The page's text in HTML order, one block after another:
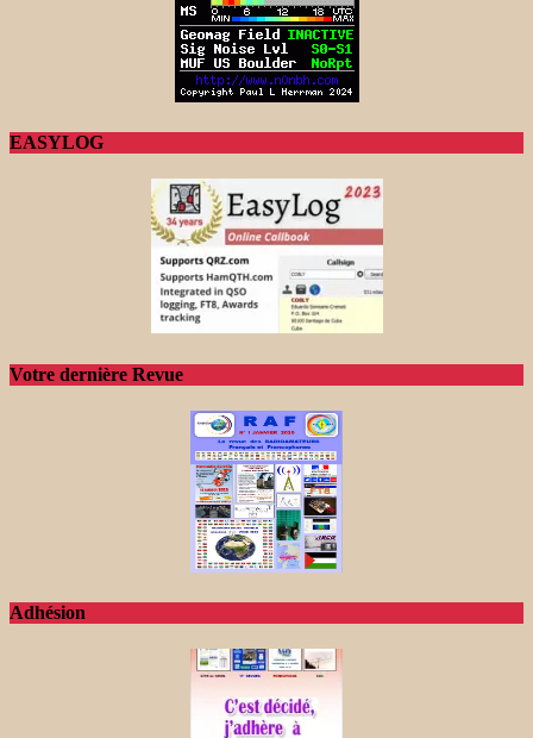
EASYLOG
Votre dernière Revue
Adhésion